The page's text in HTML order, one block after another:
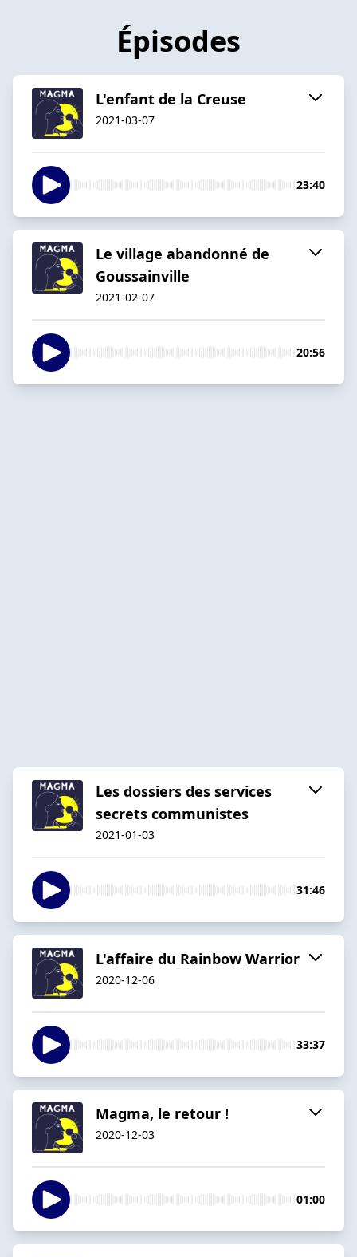
Épisodes
L'enfant de la Creuse
2021-03-07
23:40
Le village abandonné de
Goussainville
2021-02-07
20:56
Les dossiers des services
secrets communistes
2021-01-03
31:46
L'affaire du Rainbow Warrior
2020-12-06
33:37
Magma, le retour !
2020-12-03
01:00